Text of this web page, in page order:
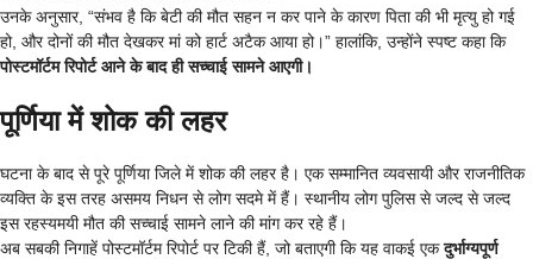
उनके अनुसार, “संभव है कि बेटी की मौत सहन न कर पाने के कारण पिता की भी मृत्यु हो गई
हो, और दोनों की मौत देखकर मां को हार्ट अटैक आया हो।” हालांकि, उन्होंने स्पष्ट कहा कि
पोस्टमॉर्टम रिपोर्ट आने के बाद ही सच्चाई सामने आएगी।
पूर्णिया में शोक की लहर
घटना के बाद से पूरे पूर्णिया जिले में शोक की लहर है। एक सम्मानित व्यवसायी और राजनीतिक
व्यक्ति के इस तरह असमय निधन से लोग सदमे में हैं। स्थानीय लोग पुलिस से जल्द से जल्द
इस रहस्यमयी मौत की सच्चाई सामने लाने की मांग कर रहे हैं।
अब सबकी निगाहें पोस्टमॉर्टम रिपोर्ट पर टिकी हैं, जो बताएगी कि यह वाकई एकदुर्भाग्यपूर्ण